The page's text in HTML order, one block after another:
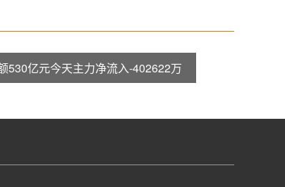
530亿元今天主力净流入-402622万